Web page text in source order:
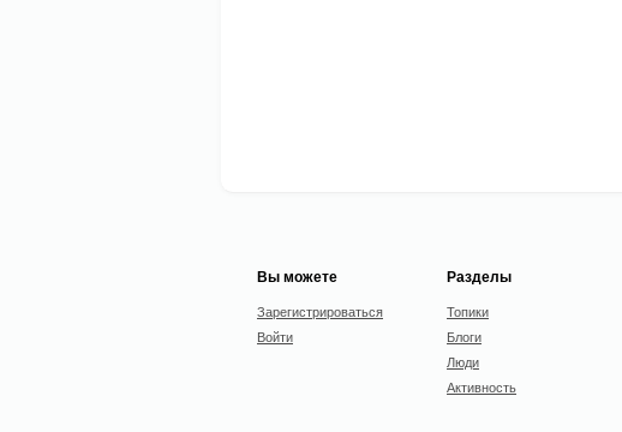
Вы можете
Зарегистрироваться
Войти
Разделы
Топики
Блоги
Люди
Активность